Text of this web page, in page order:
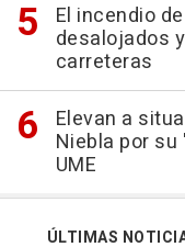
El incendio
desalojados
carreteras
Elevan a
Niebla por
UME
ÚLTIMAS